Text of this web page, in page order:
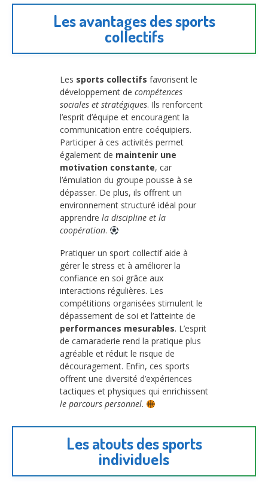
Les avantages des sports
collectifs
Les sports collectifs favorisent le
développement de compétences
sociales et stratégiques. Ils renforcent
l’esprit d’équipe et encouragent la
communication entre coéquipiers.
Participer à ces activités permet
également de maintenir une
motivation constante, car
l’émulation du groupe pousse à se
dépasser. De plus, ils offrent un
environnement structuré idéal pour
apprendre la discipline et la
coopération.
Pratiquer un sport collectif aide à
gérer le stress et à améliorer la
confiance en soi grâce aux
interactions régulières. Les
compétitions organisées stimulent le
dépassement de soi et l’atteinte de
performances mesurables. L’esprit
de camaraderie rend la pratique plus
agréable et réduit le risque de
découragement. Enfin, ces sports
offrent une diversité d’expériences
tactiques et physiques qui enrichissent
le parcours personnel.
Les atouts des sports
individuels